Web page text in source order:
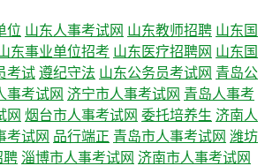
位 山东人事考试网 山东教师招聘 山东国
东事业单位招考 山东医疗招聘网 山东国
考试 遵纪守法 山东公务员考试网 青岛公
事考试网 济宁市人事考试网 青岛人事考
网 烟台市人事考试网 委托培养生 济南人
考试网 品行端正 青岛市人事考试网 潍坊
聘 淄博市人事考试网 济南市人事考试网